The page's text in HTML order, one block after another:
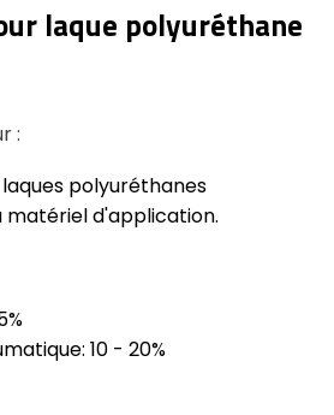
laque polyuréthane
:
polyuréthanes
matériel d'application.
10 - 20%